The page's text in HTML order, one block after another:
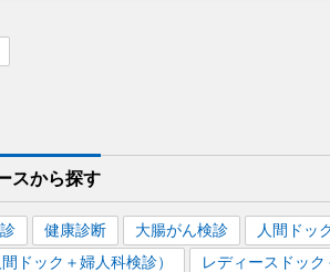
スから探す
健康診断 大腸がん検診 人間ドッ
ドック＋婦人科検診）
レディースドック